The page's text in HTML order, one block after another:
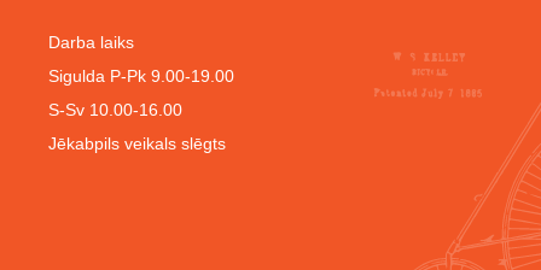
Darba laiks
Sigulda P-Pk 9.00-19.00
S-Sv 10.00-16.00
Jēkabpils veikals slēgts